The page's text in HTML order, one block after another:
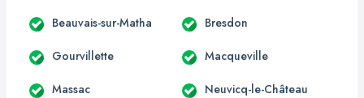
Beauvais-sur-Matha Bresdon
Gourvillette Macqueville
Massac Neuvicq-le-Château